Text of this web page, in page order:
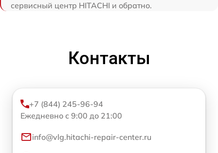
сервисный центр HITACHI и обратно.
Контакты
+7 (844) 245-96-94
Ежедневно с 9:00 до 21:00
info@vlg.hitachi-repair-center.ru